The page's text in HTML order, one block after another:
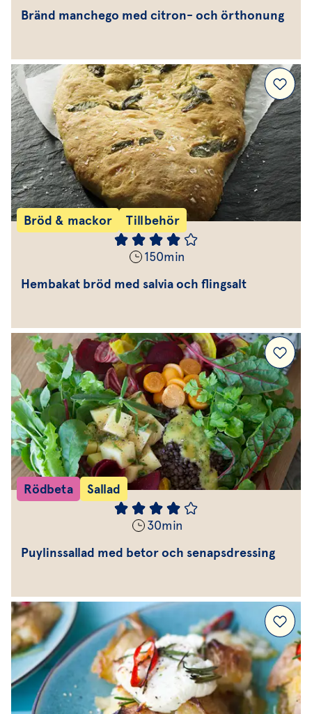
Bränd manchego med citron- och örthonung
Bröd & mackor Tillbehör
150min
Hembakat bröd med salvia och flingsalt
Rödbeta Sallad
30min
Puylinssallad med betor och senapsdressing